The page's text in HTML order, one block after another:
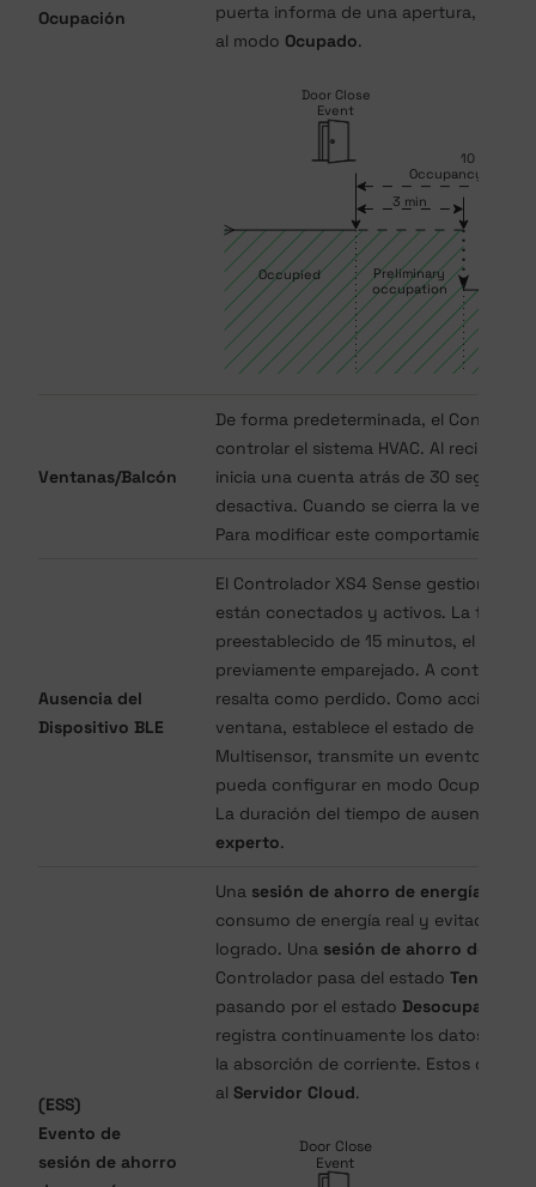
Ocupación
puerta informa de una apertura, el
al modo Ocupado.
Ventanas/Balcón
De forma predeterminada, el
controlar el sistema HVAC. Al recibir
inicia una cuenta atrás de 30
desactiva. Cuando se cierra la
Para modificar este comportamiento,
Ausencia del
Dispositivo BLE
El Controlador XS4 Sense gestiona el
están conectados y activos. La
preestablecido de 15 minutos, el
previamente emparejado. A
resalta como perdido. Como acción
ventana, establece el estado de ese
Multisensor, transmite un evento de
pueda configurar en modo Ocupado.
La duración del tiempo de ausencia
experto.
(ESS)
Evento de
sesión de ahorro
Una sesión de ahorro de energía (ESS)
consumo de energía real y evitado de
logrado. Una sesión de ahorro de
Controlador pasa del estado Tentativa
pasando por el estado Desocupado
registra continuamente los datos de
la absorción de corriente. Estos datos
al Servidor Cloud.